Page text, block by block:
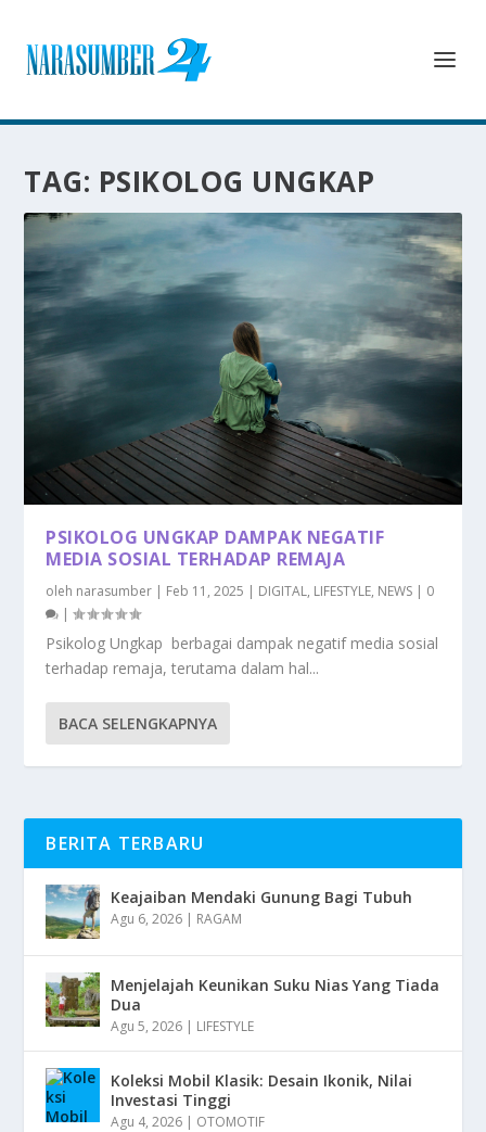
TAG: PSIKOLOG UNGKAP
PSIKOLOG UNGKAP DAMPAK NEGATIF
MEDIA SOSIAL TERHADAP REMAJA
oleh narasumber | Feb 11, 2025 | DIGITAL, LIFESTYLE, NEWS | 0
|
Psikolog Ungkap berbagai dampak negatif media sosial
terhadap remaja, terutama dalam hal...
BACA SELENGKAPNYA
BERITA TERBARU
Keajaiban Mendaki Gunung Bagi Tubuh
Agu 6, 2026 | RAGAM
Menjelajah Keunikan Suku Nias Yang Tiada
Dua
Agu 5, 2026 | LIFESTYLE
Koleksi Mobil Klasik: Desain Ikonik, Nilai
Investasi Tinggi
Agu 4, 2026 | OTOMOTIF